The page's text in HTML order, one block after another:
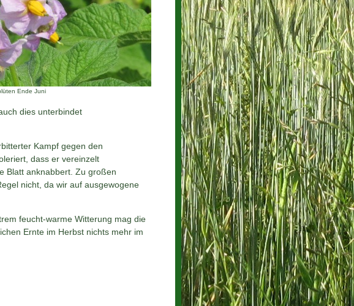
Ende Juni
dies unterbindet
Kampf gegen den
dass er vereinzelt
Blatt anknabbert. Zu großen
nicht, da wir auf ausgewogene
feucht-warme Witterung mag die
Ernte im Herbst nichts mehr im